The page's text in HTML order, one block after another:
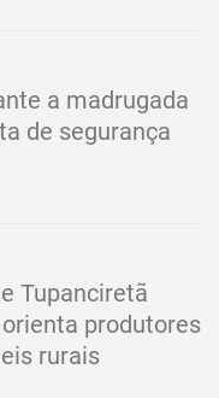
a madrugada
de segurança
Tupanciretã
produtores
rurais